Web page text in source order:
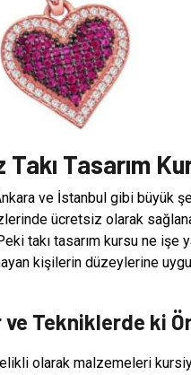
Tasarım
ve İstanbul gibi büyük
ücretsiz olarak
takı tasarım kursu ne işe
kişilerin düzeylerine
Tekniklerde ki
olarak malzemeleri